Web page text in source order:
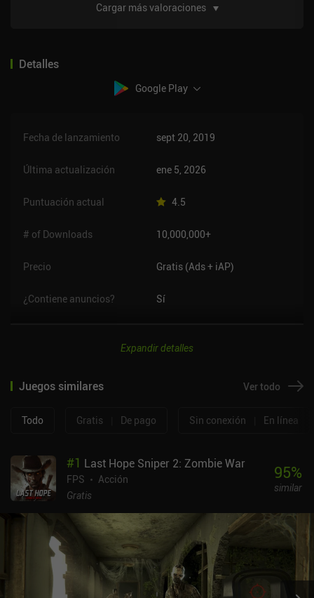
Cargar más valoraciones
Detalles
Google Play
Fecha de lanzamiento sept 20, 2019
Última actualización ene 5, 2026
Puntuación actual 4.5
# of Downloads 10,000,000+
Precio Gratis (Ads + iAP)
¿Contiene anuncios? Sí
Expandir detalles
Juegos similares Ver todo
Todo Gratis De pago Sin conexión En línea
#1 Last Hope Sniper 2: Zombie War
FPS
Acción
Gratis
95%
similar